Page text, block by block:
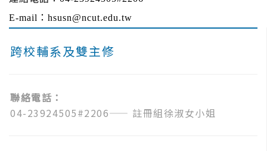
跨校輔系及雙主修
聯絡電話：
04-23924505#2206—— 註冊組徐淑女小姐
E-mail：hsusn@ncut.edu.tw